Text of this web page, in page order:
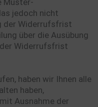
jedoch nicht
der Widerrufsfrist
über die Ausübung
Widerrufsfrist
haben wir Ihnen alle
haben,
Ausnahme der